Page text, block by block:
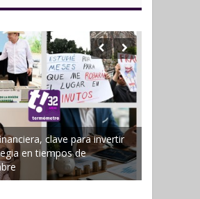
clave para invertir
en tiempos de